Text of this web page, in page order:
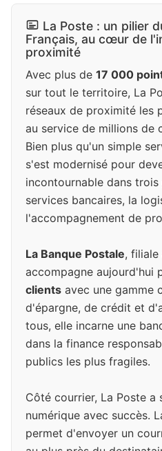
La Poste : un pilier
Français, au cœur de
proximité
Avec plus de 17 000
sur tout le territoire, La
réseaux de proximité les
au service de millions de
Bien plus qu'un simple
s'est modernisé pour
incontournable dans
services bancaires, la
l'accompagnement de
La Banque Postale, filiale
accompagne aujourd'hui
clients avec une gamme
d'épargne, de crédit et
tous, elle incarne une
dans la finance
publics les plus fragiles.
Côté courrier, La Poste a
numérique avec succès.
permet d'envoyer un